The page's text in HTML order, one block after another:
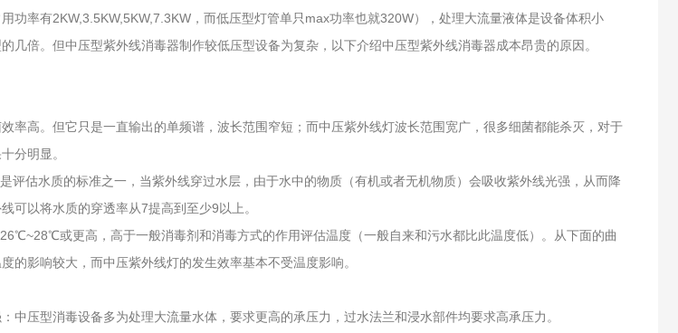
26
功率有2KW,3.5KW,5KW,7.3KW，而低压型灯管单只max功率也就320W），处理大流量液体是设备体积小
几倍。但中压型紫外线消毒器制作较低压型设备为复杂，以下介绍中压型紫外线消毒器成本昂贵的原因。
率高。但它只是一直输出的单频谱，波长范围窄短；而中压紫外线灯波长范围宽广，很多细菌都能杀灭，对于
分明显。
评估水质的标准之一，当紫外线穿过水层，由于水中的物质（有机或者无机物质）会吸收紫外线光强，从而降
可以将水质的穿透率从7提高到至少9以上。
或更高，高于一般消毒剂和消毒方式的作用评估温度（一般自来和污水都比此温度低）。从下面的曲
的影响较大，而中压紫外线灯的发生效率基本不受温度影响。
中压型消毒设备多为处理大流量水体，要求更高的承压力，过水法兰和浸水部件均要求高承压力。